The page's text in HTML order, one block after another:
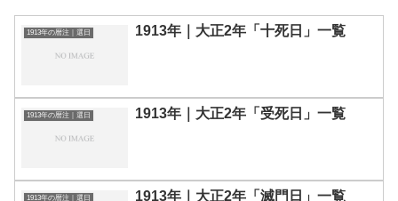
1913年の暦注｜選日 1913年｜大正2年「十死日」一覧
1913年の暦注｜選日 1913年｜大正2年「受死日」一覧
1913年の暦注｜選日 1913年｜大正2年「滅門日」一覧